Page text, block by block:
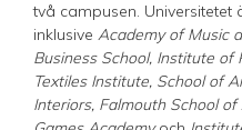
två campusen. Universitetet
inklusive Academy of Music
Business School, Institute of
Textiles Institute, School of
Interiors, Falmouth School